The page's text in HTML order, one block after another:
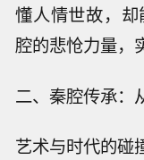
懂人情世故，
腔的悲怆力量，
二、秦腔传承：
艺术与时代的碰